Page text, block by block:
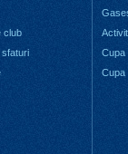
club
sfaturi
Cupa
Cupa